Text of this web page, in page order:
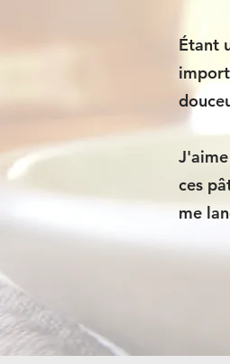
Étant
ces
me